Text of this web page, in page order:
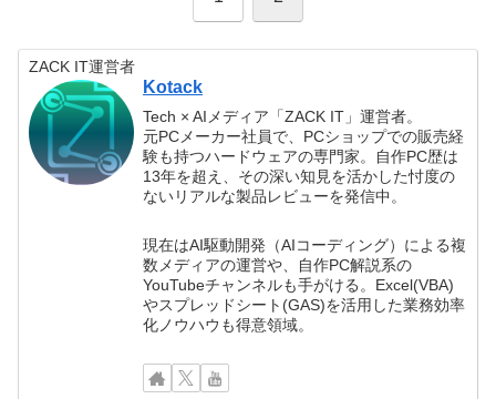
ZACK IT運営者
Kotack
Tech × AIメディア「ZACK IT」運営者。
元PCメーカー社員で、PCショップでの販売経
験も持つハードウェアの専門家。自作PC歴は
13年を超え、その深い知見を活かした忖度の
ないリアルな製品レビューを発信中。
現在はAI駆動開発（AIコーディング）による複
数メディアの運営や、自作PC解説系の
YouTubeチャンネルも手がける。Excel(VBA)
やスプレッドシート(GAS)を活用した業務効率
化ノウハウも得意領域。